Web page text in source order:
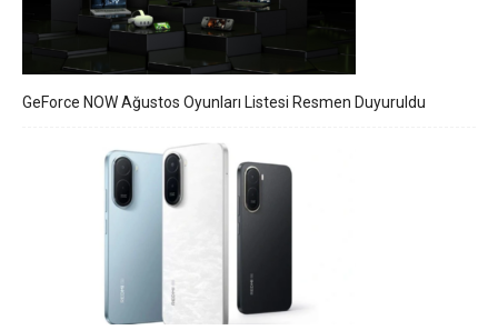
GeForce NOW Ağustos Oyunları Listesi Resmen Duyuruldu